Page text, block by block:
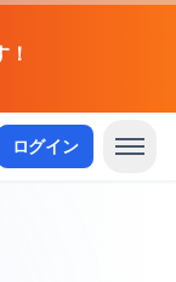
ログイン